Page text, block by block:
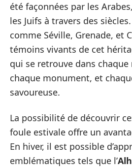
été façonnées par les
les Juifs à travers des
comme Séville, Grenade, et
témoins vivants de cet
qui se retrouve dans chaque
chaque monument, et
savoureuse.
La possibilité de découvrir
foule estivale offre un
En hiver, il est possible
emblématiques tels que l’